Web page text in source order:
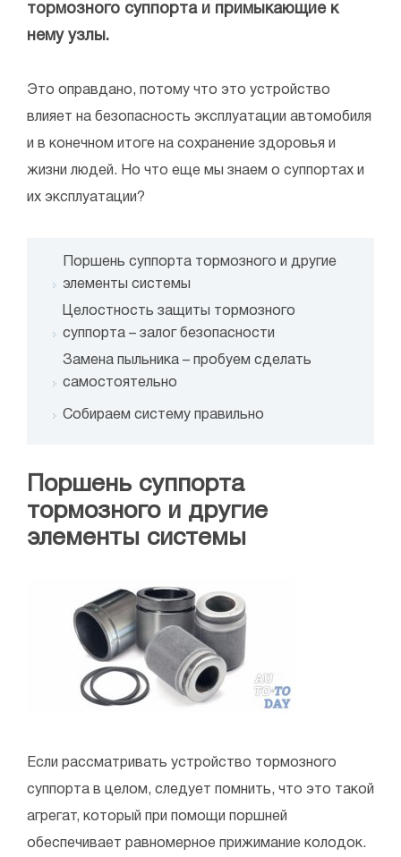
тормозного суппорта и примыкающие к
нему узлы.
Это оправдано, потому что это устройство
влияет на безопасность эксплуатации автомобиля
и в конечном итоге на сохранение здоровья и
жизни людей. Но что еще мы знаем о суппортах и
их эксплуатации?
Поршень суппорта тормозного и другие
элементы системы
Целостность защиты тормозного
суппорта – залог безопасности
Замена пыльника – пробуем сделать
самостоятельно
Собираем систему правильно
Поршень суппорта
тормозного и другие
элементы системы
Если рассматривать устройство тормозного
суппорта в целом, следует помнить, что это такой
агрегат, который при помощи поршней
обеспечивает равномерное прижимание колодок.